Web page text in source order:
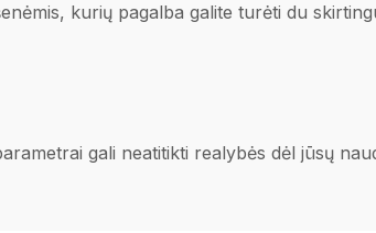
kurių pagalba galite turėti du
gali neatitikti realybės dėl jūsų